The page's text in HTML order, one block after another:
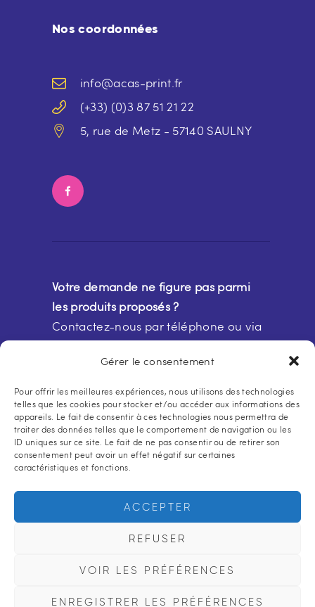
Gérer le consentement
Pour offrir les meilleures expériences, nous utilisons des technologies
telles que les cookies pour stocker et/ou accéder aux informations des
appareils. Le fait de consentir à ces technologies nous permettra de
traiter des données telles que le comportement de navigation ou les
ID uniques sur ce site. Le fait de ne pas consentir ou de retirer son
consentement peut avoir un effet négatif sur certaines
caractéristiques et fonctions.
ACCEPTER
REFUSER
VOIR LES PRÉFÉRENCES
ENREGISTRER LES PRÉFÉRENCES
Nos coordonnées
info@acas-print.fr
(+33) (0)3 87 51 21 22
5, rue de Metz - 57140 SAULNY
Votre demande ne figure pas parmi
les produits proposés ?
Contactez-nous par téléphone ou via
notreformulaire de contact
Conditions d'utilisation et politique de
CGV